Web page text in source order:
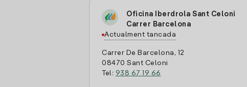
Oficina Iberdrola Sant Celoni
Carrer Barcelona
Actualment tancada
Carrer De Barcelona, 12
08470 Sant Celoni
Tel: 938 67 19 66